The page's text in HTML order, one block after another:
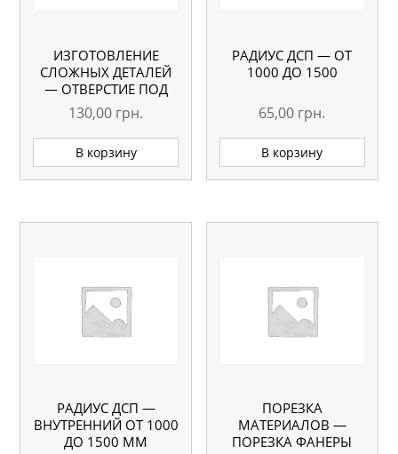
ИЗГОТОВЛЕНИЕ
СЛОЖНЫХ ДЕТАЛЕЙ
— ОТВЕРСТИЕ ПОД
ВЫТЯЖКУ
130,00 грн.
В корзину
РАДИУС ДСП — ОТ
1000 ДО 1500
65,00 грн.
В корзину
РАДИУС ДСП —
ВНУТРЕННИЙ ОТ 1000
ДО 1500 ММ
ПОРЕЗКА
МАТЕРИАЛОВ —
ПОРЕЗКА ФАНЕРЫ